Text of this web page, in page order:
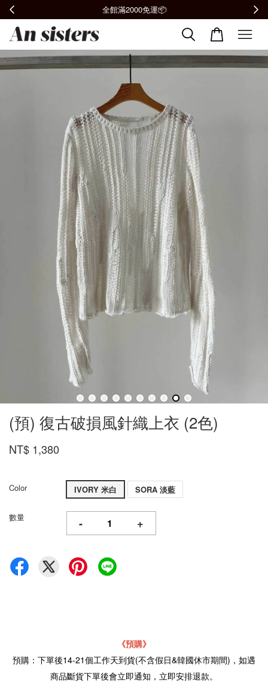
加入會員贈購物金100元
(預) 復古破損風針織上衣 (2色)
NT$ 1,380
Color IVORY 米白 SORA 淡藍
數量 - +
《預購》
預購：下單後14-21個工作天到貨(不含假日&韓國休市期間)，如遇
商品斷貨下單後會立即通知，立即安排退款。